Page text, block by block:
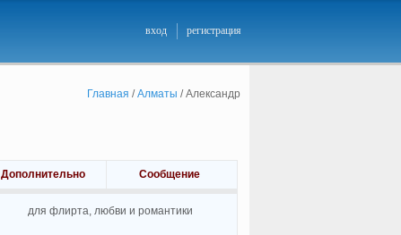
вход регистрация
Главная /Алматы /Александр
Дополнительно Сообщение
для флирта, любви и романтики